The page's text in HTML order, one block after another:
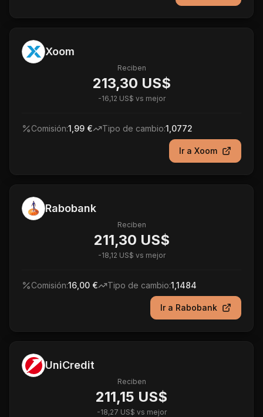
Xoom
Reciben
213,30 US$
-16,12 US$ vs mejor
Comisión:1,99 € Tipo de cambio:1,0772
Ir a Xoom
Rabobank
Reciben
211,30 US$
-18,12 US$ vs mejor
Comisión:16,00 € Tipo de cambio:1,1484
Ir a Rabobank
UniCredit
Reciben
211,15 US$
-18,27 US$ vs mejor